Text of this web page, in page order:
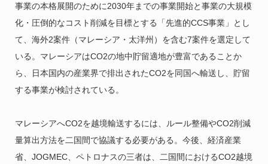
事業の本格展開のために2030年までの事業開始と事業の大規模
化・圧倒的なコスト削減を目標とする「先進的CCS事業」とし
て、海外2案件（マレーシア・太洋州）を含む7案件を選定して
いる。マレーシアはCO2の地中貯留適地が豊富であることか
ら、日本国内の産業界で排出されたCO2を同国へ輸送し、貯留
する事業が検討されている。
マレーシアへCO2を越境輸送するには、ルール整備やCO2削減
量算出方法を二国間で協議する必要がある。今後、経済産業
省、JOGMEC、ペトロナスの三者は、二国間におけるCO2越境